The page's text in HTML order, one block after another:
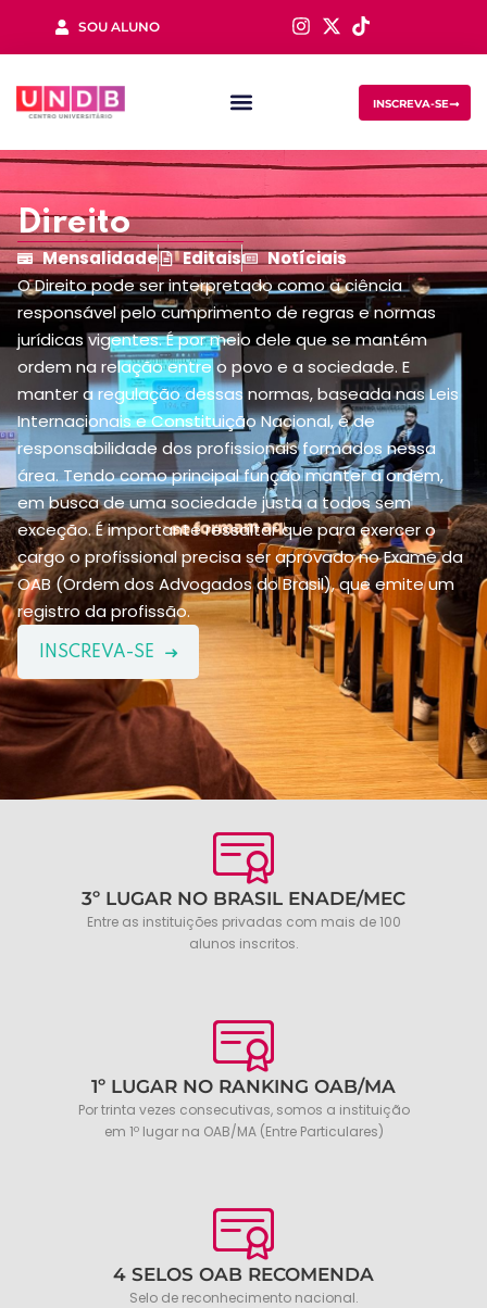
SOU ALUNO
INSCREVA-SE
INSCREVA-SE
O Direito pode ser interpretado como a ciência
responsável pelo cumprimento de regras e normas
jurídicas vigentes. É por meio dele que se mantém
ordem na relação entre o povo e a sociedade. E
manter a regulação dessas normas, baseada nas Leis
Internacionais e Constituição Nacional, é de
responsabilidade dos profissionais formados nessa
área. Tendo como principal função manter a ordem,
em busca de uma sociedade justa a todos sem
exceção. É importante ressaltar que para exercer o
cargo o profissional precisa ser aprovado no Exame da
OAB (Ordem dos Advogados do Brasil), que emite um
registro da profissão.
Mensalidade Editais Notíciais
Direito
3º LUGAR NO BRASIL ENADE/MEC
Entre as instituições privadas com mais de 100
alunos inscritos.
1º LUGAR NO RANKING OAB/MA
Por trinta vezes consecutivas, somos a instituição
em 1º lugar na OAB/MA (Entre Particulares)
4 SELOS OAB RECOMENDA
Selo de reconhecimento nacional.
Remember me Lost your password?